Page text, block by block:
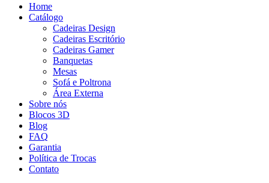
Home
Catálogo
Cadeiras Design
Cadeiras Escritório
Cadeiras Gamer
Banquetas
Mesas
Sofá e Poltrona
Área Externa
Sobre nós
Blocos 3D
Blog
FAQ
Garantia
Política de Trocas
Contato